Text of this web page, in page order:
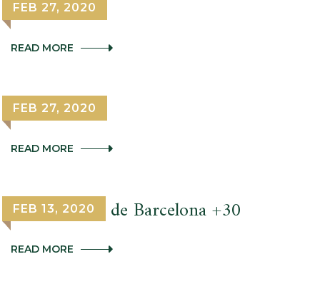
FIN
DE
FEB 27, 2020
Día del socio
READ MORE DÍA
FEB 27, 2020
Friends Cup
READ MORE FRIENDS
FEB 13, 2020
Campeonato de Barcelona +30
READ MORE CAMPEONATO